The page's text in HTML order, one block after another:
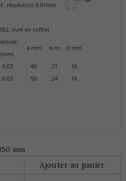
résolution 0.01mm
livré en coffret
(mm)
a mm b m d mm
0.03 40 21
16
0.03 50 24 16
mm
Ajouter au panier